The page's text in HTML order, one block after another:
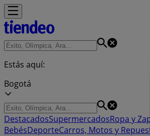
Estás aquí:
Bogotá
DestacadosSupermercadosRopa y
BebésDeporteCarros, Motos y